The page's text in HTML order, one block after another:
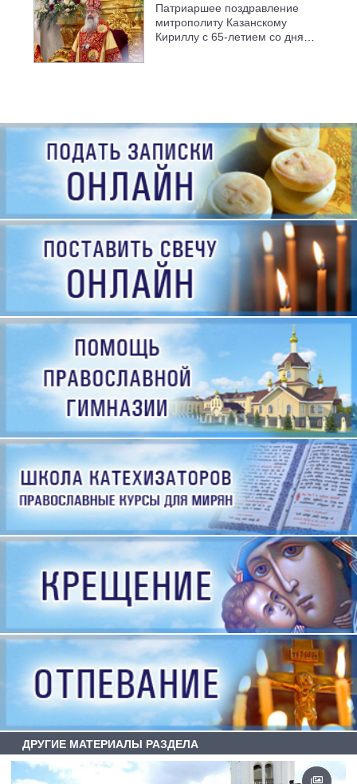
Патриаршее поздравление
митрополиту Казанскому
Кириллу с 65-летием со дня
ДРУГИЕ МАТЕРИАЛЫ РАЗДЕЛА